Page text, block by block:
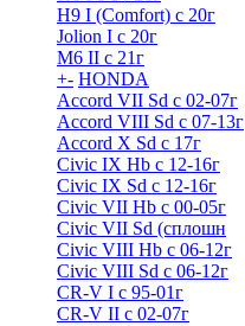
H9 I (Comfort) с 20г
Jolion I с 20г
M6 II с 21г
+- HONDA
Accord VII Sd с 02-07г
Accord VIII Sd с 07-13г
Accord X Sd с 17г
Civic IX Hb с 12-16г
Civic IX Sd c 12-16г
Civic VII Hb с 00-05г
Civic VII Sd (сплошн
Civic VIII Hb с 06-12г
Civic VIII Sd с 06-12г
CR-V I с 95-01г
CR-V II с 02-07г